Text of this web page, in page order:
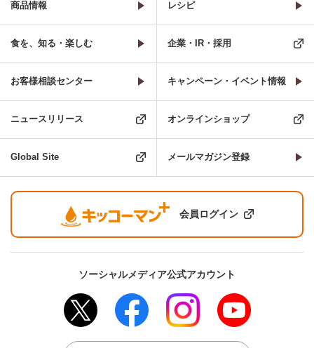
商品情報 レシピ
食を、知る・楽しむ 企業・IR・採用
お客様相談センター キャンペーン・イベント情報
ニュースリリース オンラインショップ
Global Site メールマガジン登録
会員ログイン
ソーシャルメディア公式アカウント